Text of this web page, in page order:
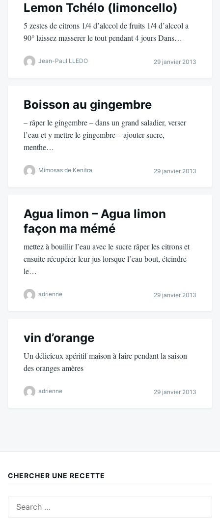
Lemon Tchélo (limoncello)
5 zestes de citrons 1/4 d’alccol de fruits 1/4 d’alccol a
90° laissez masserer le tout pendant 4 jours Dans…
Jean-Paul LLEDO 29 janvier 2013
Boisson au gingembre
– râper le gingembre – dans un grand saladier, verser
l’eau et y mettre le gingembre – ajouter sucre,
menthe…
Mimosas de Kenitra 29 janvier 2013
Agua limon – Agua limon
façon ma mémé
mettez à bouillir l’eau avec le sucre râper les citrons et
ensuite récupérer leur jus lorsque l’eau bout, éteindre
le…
adrienne 29 janvier 2013
vin d’orange
Un délicieux apéritif maison à faire pendant la saison
des oranges amères
adrienne 29 janvier 2013
CHERCHER UNE RECETTE
for: